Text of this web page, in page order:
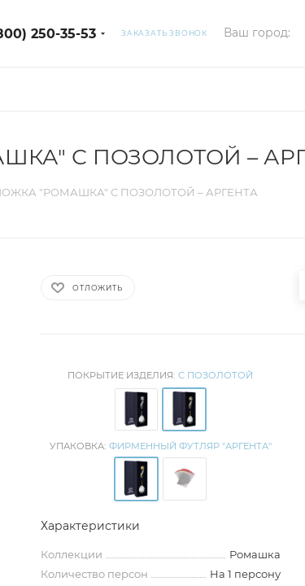
250-35-53 ЗАКАЗАТЬ ЗВОНОК Ваш город:
С ПОЗОЛОТОЙ –
"РОМАШКА" С ПОЗОЛОТОЙ – АРГЕНТА
ОТЛОЖИТЬ
ПОКРЫТИЕ ИЗДЕЛИЯ: С ПОЗОЛОТОЙ
УПАКОВКА: ФИРМЕННЫЙ ФУТЛЯР "АРГЕНТА"
Характеристики
Коллекции
Ромашка
Количество персон
На 1 персону